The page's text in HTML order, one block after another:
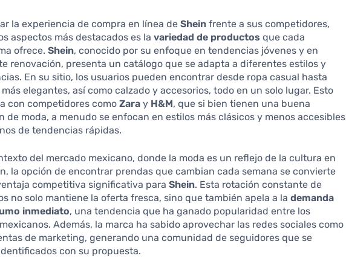
la experiencia de compra en línea deShein frente a sus competidores,
aspectos más destacados es lavariedad de productos que cada
ofrece.Shein, conocido por su enfoque en tendencias jóvenes y en
renovación, presenta un catálogo que se adapta a diferentes estilos y
En su sitio, los usuarios pueden encontrar desde ropa casual hasta
elegantes, así como calzado y accesorios, todo en un solo lugar. Esto
con competidores comoZara y H&M, que si bien tienen una buena
de moda, a menudo se enfocan en estilos más clásicos y menos accesibles
de tendencias rápidas.
del mercado mexicano, donde la moda es un reflejo de la cultura en
la opción de encontrar prendas que cambian cada semana se convierte
competitiva significativa paraShein. Esta rotación constante de
no solo mantiene la oferta fresca, sino que también apela a lademanda
inmediato, una tendencia que ha ganado popularidad entre los
Además, la marca ha sabido aprovechar las redes sociales como
de marketing, generando una comunidad de seguidores que se
con su propuesta.